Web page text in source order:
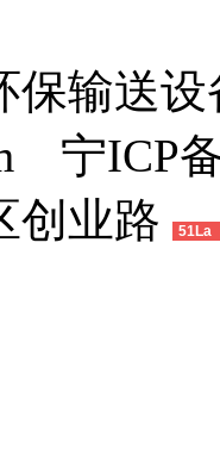
保输送
宁ICP
创业路
51La